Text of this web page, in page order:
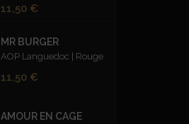
Prix
11,50 €
MR BURGER
AOP Languedoc | Rouge
Prix
11,50 €
AMOUR EN CAGE